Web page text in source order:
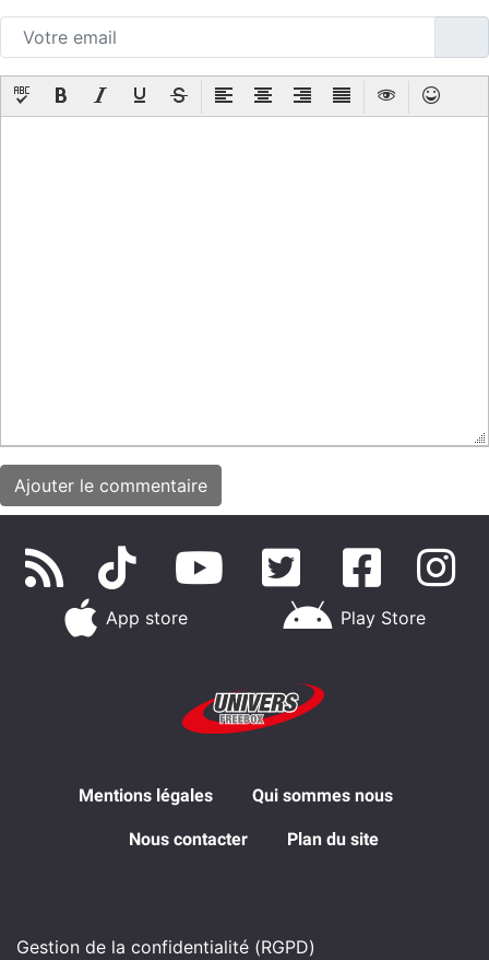
App store Play Store
Mentions légales Qui sommes nous
Nous contacter Plan du site
Gestion de la confidentialité (RGPD)